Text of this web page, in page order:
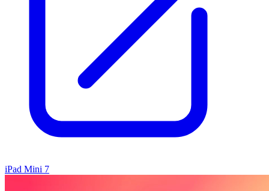
iPad Mini 7